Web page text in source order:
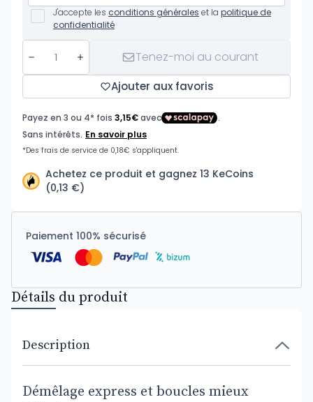
J'accepte les conditions générales et la politique de
confidentialité
Tenez-moi au courant
Ajouter aux favoris
Achetez ce produit et gagnez 13 KeCoins
(0,13 €)
Paiement 100% sécurisé
Détails du produit
Description
Démêlage express et boucles mieux